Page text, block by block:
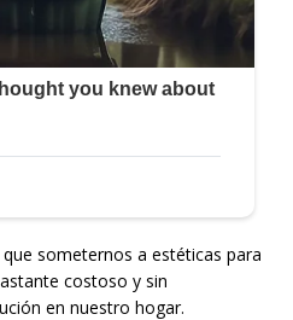
someternos a estéticas para
costoso y sin
en nuestro hogar.